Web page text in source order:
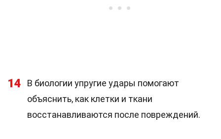
14
В биологии упругие удары помогают
объяснить, как клетки и ткани
восстанавливаются после повреждений.